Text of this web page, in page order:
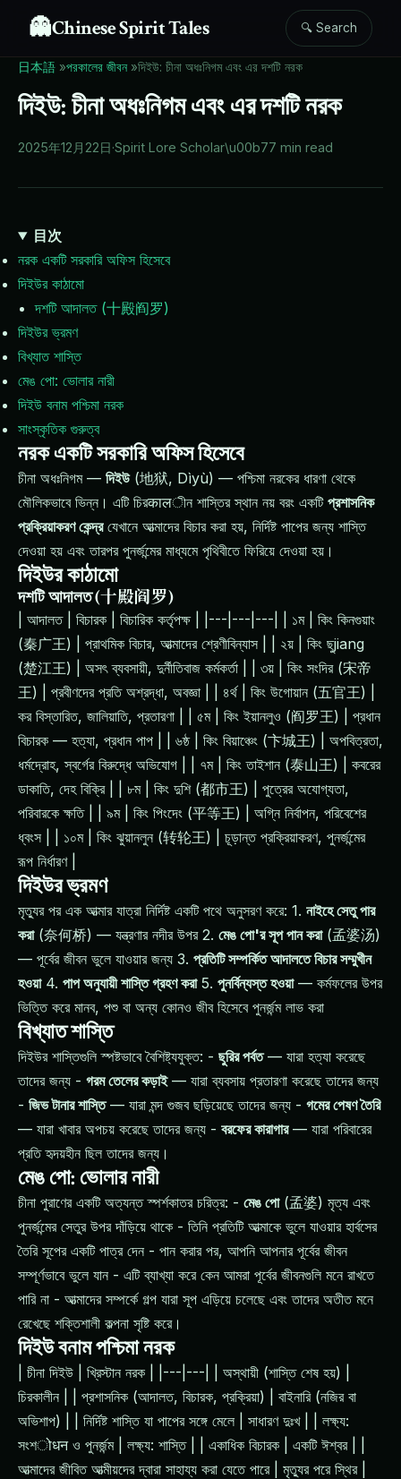
👻Chinese Spirit Tales 🔍 Search
日本語 »পরকালের জীবন»দিইউ: চীনা অধঃনিগম এবং এর দশটি নরক
দিইউ: চীনা অধঃনিগম এবং এর দশটি নরক
2025年12月22日·Spirit Lore Scholar\u00b77 min read
目次
নরক একটি সরকারি অফিস হিসেবে
দিইউর কাঠামো
দশটি আদালত (十殿阎罗)
দিইউর ভ্রমণ
বিখ্যাত শাস্তি
মেঙ পো: ভোলার নারী
দিইউ বনাম পশ্চিমা নরক
সাংস্কৃতিক গুরুত্ব
নরক একটি সরকারি অফিস হিসেবে
চীনা অধঃনিগম — দিইউ(地狱, Dìyù) — পশ্চিমা নরকের ধারণা থেকে
মৌলিকভাবে ভিন্ন। এটি চিরकालীন শাস্তির স্থান নয় বরং একটি প্রশাসনিক
প্রক্রিয়াকরণ কেন্দ্রযেখানে আত্মাদের বিচার করা হয়, নির্দিষ্ট পাপের জন্য শাস্তি
দেওয়া হয় এবং তারপর পুনর্জন্মের মাধ্যমে পৃথিবীতে ফিরিয়ে দেওয়া হয়।
দিইউর কাঠামো
দশটি আদালত (十殿阎罗)
| আদালত | বিচারক | বিচারিক কর্তৃপক্ষ | |---|---|---| | ১ম | কিং কিনগুয়াং
(秦广王) | প্রাথমিক বিচার, আত্মাদের শ্রেণীবিন্যাস | | ২য় | কিং ছুjiang
(楚江王) | অসৎ ব্যবসায়ী, দুর্নীতিবাজ কর্মকর্তা | | ৩য় | কিং সংদির (宋帝
王) | প্রবীণদের প্রতি অশ্রদ্ধা, অবজ্ঞা | | ৪র্থ | কিং উগোয়ান (五官王) |
কর বিস্তারিত, জালিয়াতি, প্রতারণা | | ৫ম | কিং ইয়ানলুও (阎罗王) | প্রধান
বিচারক — হত্যা, প্রধান পাপ | | ৬ষ্ঠ | কিং বিয়াঞ্চেং (卞城王) | অপবিত্রতা,
ধর্মদ্রোহ, স্বর্গের বিরুদ্ধে অভিযোগ | | ৭ম | কিং তাইশান (泰山王) | কবরের
ডাকাতি, দেহ বিক্রি | | ৮ম | কিং দুশি (都市王) | পুত্রের অযোগ্যতা,
পরিবারকে ক্ষতি | | ৯ম | কিং পিংদেং (平等王) | অগ্নি নির্বাপন, পরিবেশের
ধ্বংস | | ১০ম | কিং ঝুয়ানলুন (转轮王) | চূড়ান্ত প্রক্রিয়াকরণ, পুনর্জন্মের
রূপ নির্ধারণ |
দিইউর ভ্রমণ
মৃত্যুর পর এক আত্মার যাত্রা নির্দিষ্ট একটি পথে অনুসরণ করে: 1. নাইহে সেতু পার
করা(奈何桥) — যন্ত্রণার নদীর উপর 2. মেঙ পো'র সূপ পান করা(孟婆汤)
— পূর্বের জীবন ভুলে যাওয়ার জন্য 3. প্রতিটি সম্পর্কিত আদালতে বিচার সম্মুখীন
হওয়া4. পাপ অনুযায়ী শাস্তি গ্রহণ করা5. পুনর্বিন্যস্ত হওয়া— কর্মফলের উপর
ভিত্তি করে মানব, পশু বা অন্য কোনও জীব হিসেবে পুনর্জন্ম লাভ করা
বিখ্যাত শাস্তি
দিইউর শাস্তিগুলি স্পষ্টভাবে বৈশিষ্ট্যযুক্ত: - ছুরির পর্বত— যারা হত্যা করেছে
তাদের জন্য - গরম তেলের কড়াই— যারা ব্যবসায় প্রতারণা করেছে তাদের জন্য
- জিভ টানার শাস্তি— যারা মন্দ গুজব ছড়িয়েছে তাদের জন্য - গমের পেষণ তৈরি
— যারা খাবার অপচয় করেছে তাদের জন্য - বরফের কারাগার— যারা পরিবারের
প্রতি হৃদয়হীন ছিল তাদের জন্য।
মেঙ পো: ভোলার নারী
চীনা পুরাণের একটি অত্যন্ত স্পর্শকাতর চরিত্র: - মেঙ পো(孟婆) মৃত্য এবং
পুনর্জন্মের সেতুর উপর দাঁড়িয়ে থাকে - তিনি প্রতিটি আত্মাকে ভুলে যাওয়ার হার্বসের
তৈরি সূপের একটি পাত্র দেন - পান করার পর, আপনি আপনার পূর্বের জীবন
সম্পূর্ণভাবে ভুলে যান - এটি ব্যাখ্যা করে কেন আমরা পূর্বের জীবনগুলি মনে রাখতে
পারি না - আত্মাদের সম্পর্কে গল্প যারা সূপ এড়িয়ে চলেছে এবং তাদের অতীত মনে
রেখেছে শক্তিশালী কল্পনা সৃষ্টি করে।
দিইউ বনাম পশ্চিমা নরক
| চীনা দিইউ | খ্রিস্টান নরক | |---|---| | অস্থায়ী (শাস্তি শেষ হয়) |
চিরকালীন | | প্রশাসনিক (আদালত, বিচারক, প্রক্রিয়া) | বাইনারি (নজির বা
অভিশাপ) | | নির্দিষ্ট শাস্তি যা পাপের সঙ্গে মেলে | সাধারণ দুঃখ | | লক্ষ্য:
সংশोधन ও পুনর্জন্ম | লক্ষ্য: শাস্তি | | একাধিক বিচারক | একটি ঈশ্বর | |
আত্মাদের জীবিত আত্মীয়দের দ্বারা সাহায্য করা যেতে পারে | মৃত্যুর পরে স্থির |